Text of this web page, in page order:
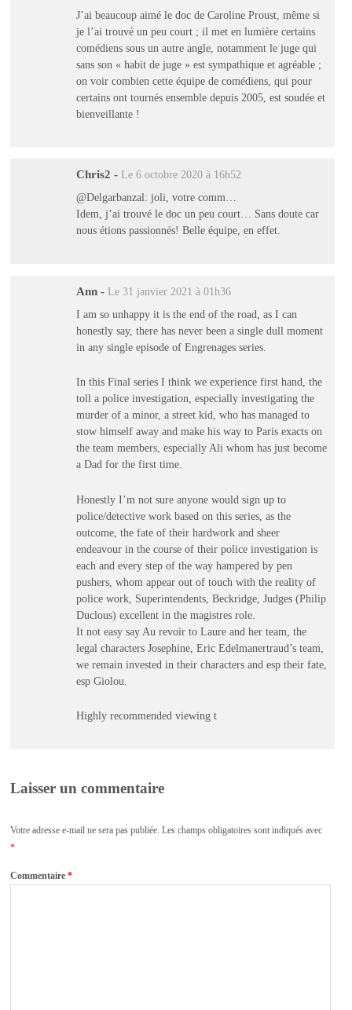
J’ai beaucoup aimé le doc de Caroline Proust, même si
je l’ai trouvé un peu court ; il met en lumière certains
comédiens sous un autre angle, notamment le juge qui
sans son « habit de juge » est sympathique et agréable ;
on voir combien cette équipe de comédiens, qui pour
certains ont tournés ensemble depuis 2005, est soudée et
bienveillante !
Chris2 - Le 6 octobre 2020 à 16h52
@Delgarbanzal: joli, votre comm…
Idem, j’ai trouvé le doc un peu court… Sans doute car
nous étions passionnés! Belle équipe, en effet.
Ann - Le 31 janvier 2021 à 01h36
I am so unhappy it is the end of the road, as I can
honestly say, there has never been a single dull moment
in any single episode of Engrenages series.
In this Final series I think we experience first hand, the
toll a police investigation, especially investigating the
murder of a minor, a street kid, who has managed to
stow himself away and make his way to Paris exacts on
the team members, especially Ali whom has just become
a Dad for the first time.
Honestly I’m not sure anyone would sign up to
police/detective work based on this series, as the
outcome, the fate of their hardwork and sheer
endeavour in the course of their police investigation is
each and every step of the way hampered by pen
pushers, whom appear out of touch with the reality of
police work, Superintendents, Beckridge, Judges (Philip
Duclous) excellent in the magistres role.
It not easy say Au revoir to Laure and her team, the
legal characters Josephine, Eric Edelmanertraud’s team,
we remain invested in their characters and esp their fate,
esp Giolou.
Highly recommended viewing t
Laisser un commentaire
Votre adresse e-mail ne sera pas publiée. Les champs obligatoires sont indiqués avec
*
Commentaire*